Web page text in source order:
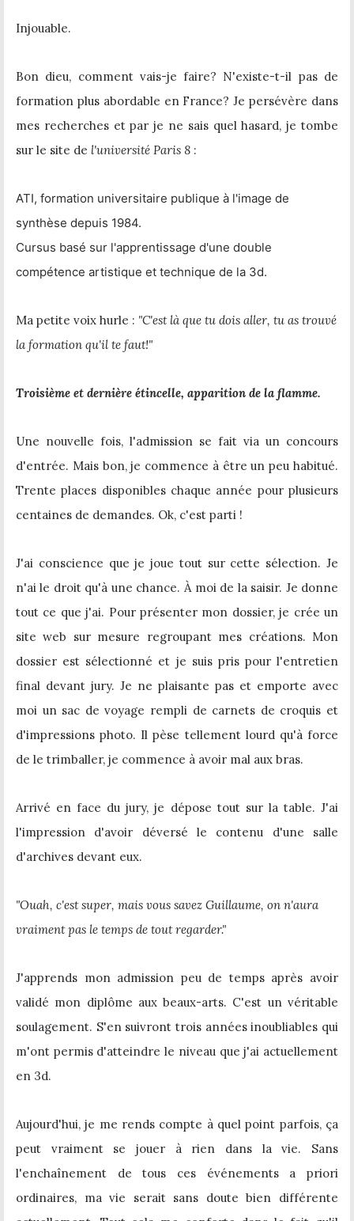
Injouable.
Bon dieu, comment vais-je faire? N'existe-t-il pas de
formation plus abordable en France? Je persévère dans
mes recherches et par je ne sais quel hasard, je tombe
sur le site de l'université Paris 8:
ATI, formation universitaire publique à l'image de
synthèse depuis 1984.
Cursus basé sur l'apprentissage d'une double
compétence artistique et technique de la 3d.
Ma petite voix hurle : "C'est là que tu dois aller, tu as trouvé
la formation qu'il te faut!"
Troisième et dernière étincelle, apparition de la flamme.
Une nouvelle fois, l'admission se fait via un concours
d'entrée. Mais bon, je commence à être un peu habitué.
Trente places disponibles chaque année pour plusieurs
centaines de demandes. Ok, c'est parti !
J'ai conscience que je joue tout sur cette sélection. Je
n'ai le droit qu'à une chance. À moi de la saisir. Je donne
tout ce que j'ai. Pour présenter mon dossier, je crée un
site web sur mesure regroupant mes créations. Mon
dossier est sélectionné et je suis pris pour l'entretien
final devant jury. Je ne plaisante pas et emporte avec
moi un sac de voyage rempli de carnets de croquis et
d'impressions photo. Il pèse tellement lourd qu'à force
de le trimballer, je commence à avoir mal aux bras.
Arrivé en face du jury, je dépose tout sur la table. J'ai
l'impression d'avoir déversé le contenu d'une salle
d'archives devant eux.
"Ouah, c'est super, mais vous savez Guillaume, on n'aura
vraiment pas le temps de tout regarder."
J'apprends mon admission peu de temps après avoir
validé mon diplôme aux beaux-arts. C'est un véritable
soulagement. S'en suivront trois années inoubliables qui
m'ont permis d'atteindre le niveau que j'ai actuellement
en 3d.
Aujourd'hui, je me rends compte à quel point parfois, ça
peut vraiment se jouer à rien dans la vie. Sans
l'enchaînement de tous ces événements a priori
ordinaires, ma vie serait sans doute bien différente